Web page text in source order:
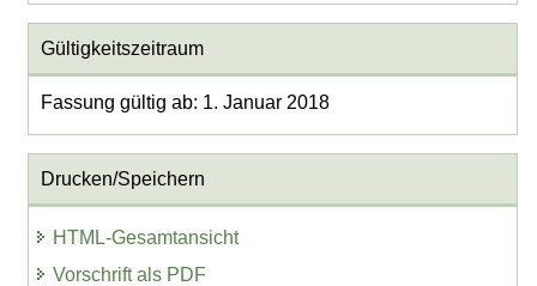
Gültigkeitszeitraum
Fassung gültig ab: 1. Januar 2018
Drucken/Speichern
HTML-Gesamtansicht
Vorschrift als PDF